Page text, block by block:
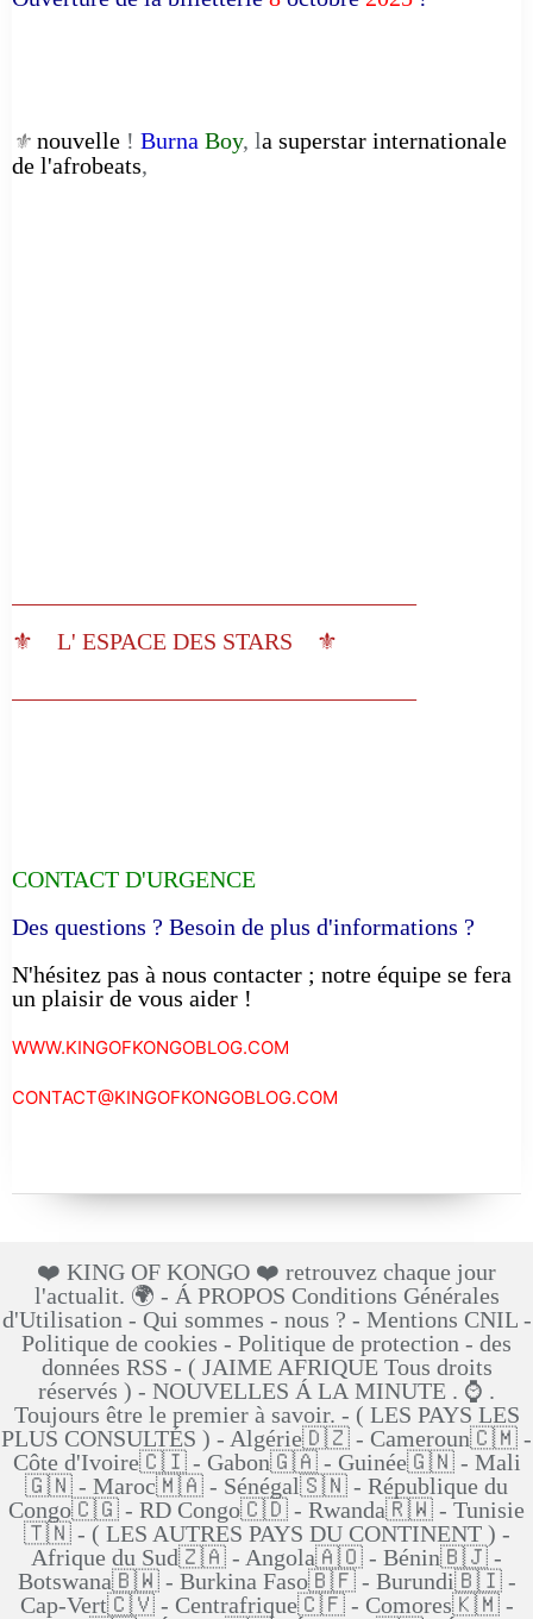
⚜️ nouvelle ! Burna Boy, la superstar internationale
de l'afrobeats,
⚜️ L' ESPACE DES STARS ⚜️
CONTACT D'URGENCE
Des questions ? Besoin de plus d'informations ?
N'hésitez pas à nous contacter ; notre équipe se fera
un plaisir de vous aider !
WWW.KINGOFKONGOBLOG.COM
CONTACT@KINGOFKONGOBLOG.COM
❤️ KING OF KONGO ❤️ retrouvez chaque jour
l'actualit. 🌍 - Á PROPOS Conditions Générales
d'Utilisation - Qui sommes - nous ? - Mentions CNIL -
Politique de cookies - Politique de protection - des
données RSS - ( JAIME AFRIQUE Tous droits
réservés ) - NOUVELLES Á LA MINUTE . ⌚ .
Toujours être le premier à savoir. - ( LES PAYS LES
PLUS CONSULTÉS ) - Algérie🇩🇿 - Cameroun🇨🇲 -
Côte d'Ivoire🇨🇮 - Gabon🇬🇦 - Guinée🇬🇳 - Mali
🇬🇳 - Maroc🇲🇦 - Sénégal🇸🇳 - République du
Congo🇨🇬 - RD Congo🇨🇩 - Rwanda🇷🇼 - Tunisie
🇹🇳 - ( LES AUTRES PAYS DU CONTINENT ) -
Afrique du Sud🇿🇦 - Angola🇦🇴 - Bénin🇧🇯 -
Botswana🇧🇼 - Burkina Faso🇧🇫 - Burundi🇧🇮 -
Cap-Vert🇨🇻 - Centrafrique🇨🇫 - Comores🇰🇲 -